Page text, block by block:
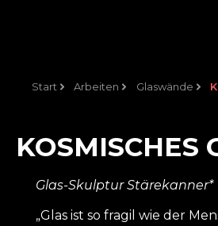
Start Arbeiten Glaswände
KOSMISCHES
Glas-Skulptur Stärekanner*
„Glas ist so fragil wie der